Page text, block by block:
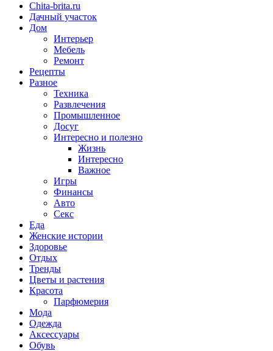
Chita-brita.ru
Дачный участок
Дом
Интерьер
Мебель
Ремонт
Рецепты
Разное
Техника
Развлечения
Промышленное
Досуг
Интересно и полезно
Жизнь
Интересно
Важное
Игры
Финансы
Авто
Секс
Еда
Женские истории
Здоровье
Отдых
Тренды
Цветы и растения
Красота
Парфюмерия
Мода
Одежда
Аксессуары
Обувь